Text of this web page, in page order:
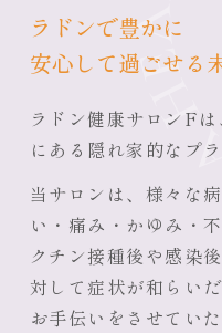
ラドンで豊かに
安心して過ごせる
ラドン健康サロンF
にある隠れ家的なプ
当サロンは、様々な
い・痛み・かゆみ・
クチン接種後や感染
対して症状が和らい
お手伝いをさせてい